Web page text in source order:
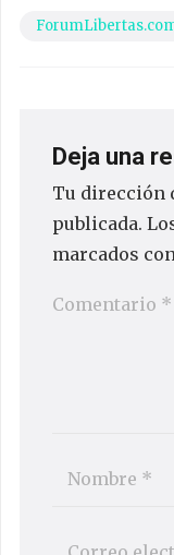
Deja una
Tu dirección
publicada.
marcados con